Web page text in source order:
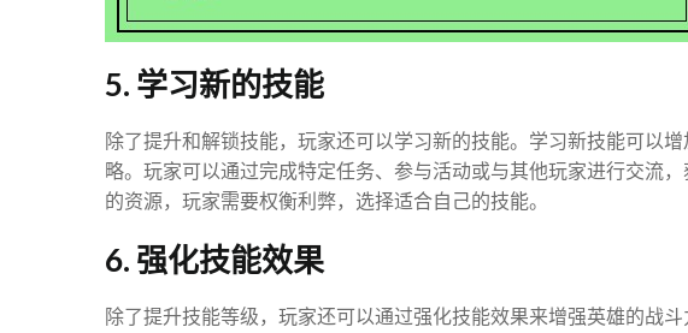
5. 学习新的技能
除了提升和解锁技能，玩家还可以学习新的技能。学习新技能可以
略。玩家可以通过完成特定任务、参与活动或与其他玩家进行交流
的资源，玩家需要权衡利弊，选择适合自己的技能。
6. 强化技能效果
除了提升技能等级，玩家还可以通过强化技能效果来增强英雄的战